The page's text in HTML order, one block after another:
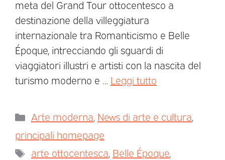
meta del Grand Tour ottocentesco a
destinazione della villeggiatura
internazionale tra Romanticismo e Belle
Époque, intrecciando gli sguardi di
viaggiatori illustri e artisti con la nascita del
turismo moderno e … Leggi tutto
Arte moderna, News di arte e cultura,
principali homepage
arte ottocentesca, Belle Époque,